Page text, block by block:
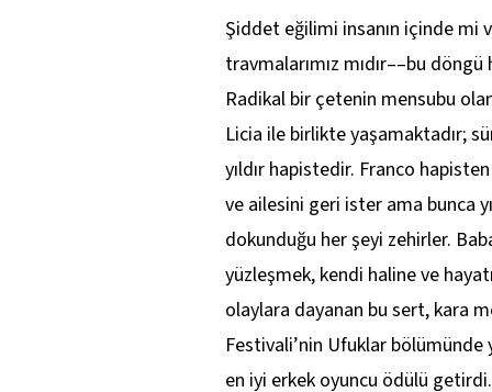
Şiddet eğilimi insanın içinde mi
travmalarımız mıdır––bu
Radikal bir çetenin mensubu
Licia ile birlikte yaşamaktadır;
yıldır hapistedir. Franco
ve ailesini geri ister ama bunca
dokunduğu her şeyi zehirler.
yüzleşmek, kendi haline ve
olaylara dayanan bu sert, kara
Festivali’nin Ufuklar bölümünde
en iyi erkek oyuncu ödülü getirdi.